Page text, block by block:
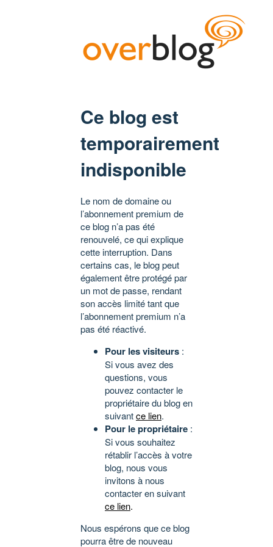
Ce blog est
temporairement
indisponible
Le nom de domaine ou
l’abonnement premium de
ce blog n’a pas été
renouvelé, ce qui explique
cette interruption. Dans
certains cas, le blog peut
également être protégé par
un mot de passe, rendant
son accès limité tant que
l’abonnement premium n’a
pas été réactivé.
Pour les visiteurs :
Si vous avez des
questions, vous
pouvez contacter le
propriétaire du blog en
suivantce lien.
Pour le propriétaire :
Si vous souhaitez
rétablir l’accès à votre
blog, nous vous
invitons à nous
contacter en suivant
ce lien.
Nous espérons que ce blog
pourra être de nouveau